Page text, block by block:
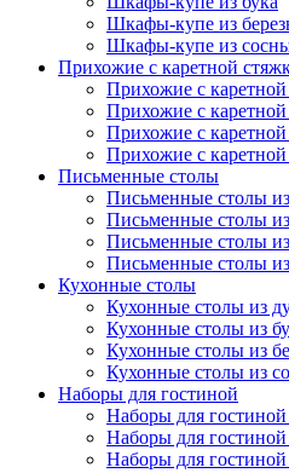
Шкафы-купе из
Шкафы-купе из
Прихожие с каретной
Прихожие с каретной
Прихожие с каретной
Прихожие с
Прихожие с
Письменные столы
Письменные столы
Письменные столы
Письменные столы
Письменные столы
Кухонные столы
Кухонные столы из
Кухонные столы из
Кухонные столы из
Кухонные столы из
Наборы для гостиной
Наборы для гостиной
Наборы для гостиной
Наборы для гостиной